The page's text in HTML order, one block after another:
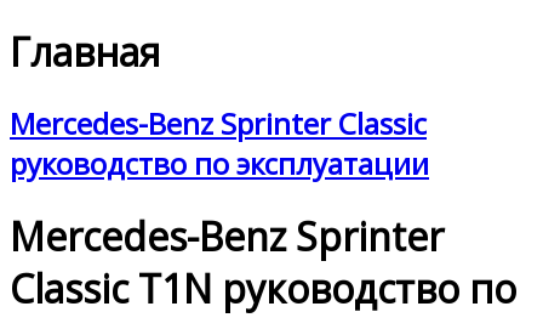
Главная
Mercedes-Benz Sprinter Classic
руководство по эксплуатации
Mercedes-Benz Sprinter
Classic T1N руководство по